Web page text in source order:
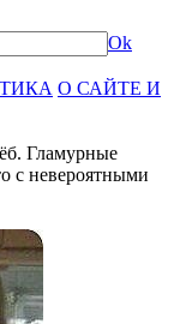
Ok
О САЙТЕ И
Гламурные
с невероятными